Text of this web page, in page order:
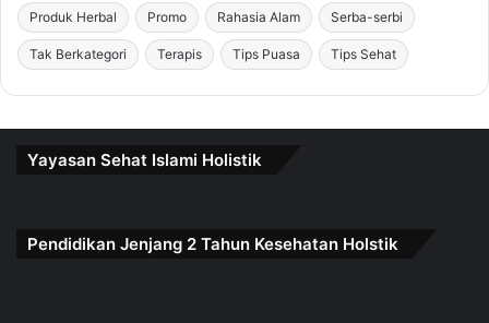
Produk Herbal Promo Rahasia Alam Serba-serbi
Tak Berkategori Terapis Tips Puasa Tips Sehat
Yayasan Sehat Islami Holistik
Pendidikan Jenjang 2 Tahun Kesehatan Holstik